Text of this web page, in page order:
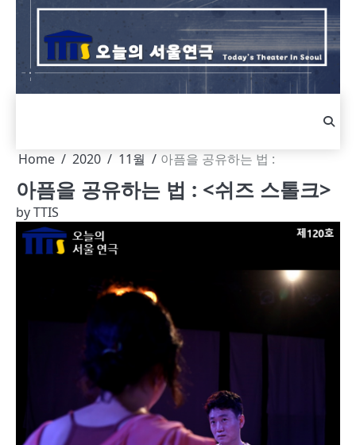
Skip
content
Home 2020 11월 아픔을 공유하는 법 :
아픔을 공유하는 법 : <쉬즈 스톨크>
byTTIS